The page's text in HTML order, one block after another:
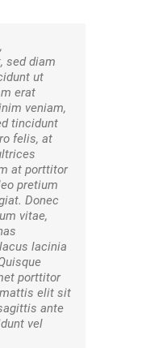
sed diam
ut
erat
veniam,
tincidunt
felis, at
at porttitor
pretium
Donec
vitae,
lacinia
porttitor
elit sit
ante
vel